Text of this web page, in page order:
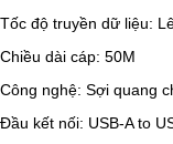
Tốc độ truyền dữ liệu:
Chiều dài cáp: 50M
Công nghệ: Sợi quang
Đầu kết nối: USB-A to